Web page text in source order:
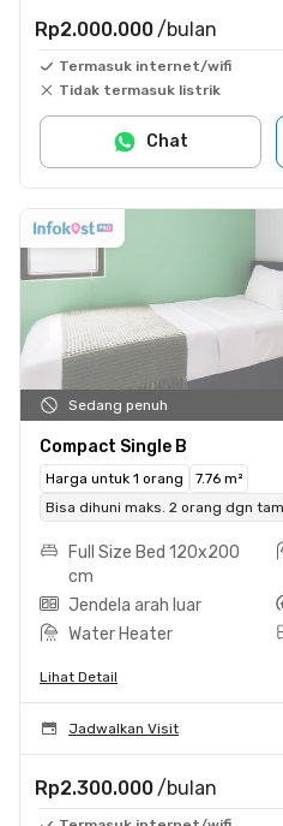
Rp2.000.000 /bulan
Termasuk internet/wifi
Tidak termasuk listrik
Chat
Sedang penuh
Compact Single B
Harga untuk 1 orang
7.76 m²
Bisa dihuni maks. 2 orang dgn
Full Size Bed 120x200
cm
Jendela arah luar
Water Heater
Lihat Detail
Jadwalkan Visit
Rp2.300.000 /bulan